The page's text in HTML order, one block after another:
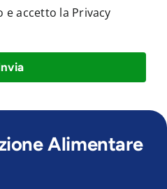
e accetto la Privacy
Alimentare